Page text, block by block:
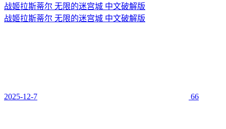
战姬拉斯蒂尔 无限的迷宫城 中文破解版
战姬拉斯蒂尔 无限的迷宫城 中文破解版
2025-12-7 66